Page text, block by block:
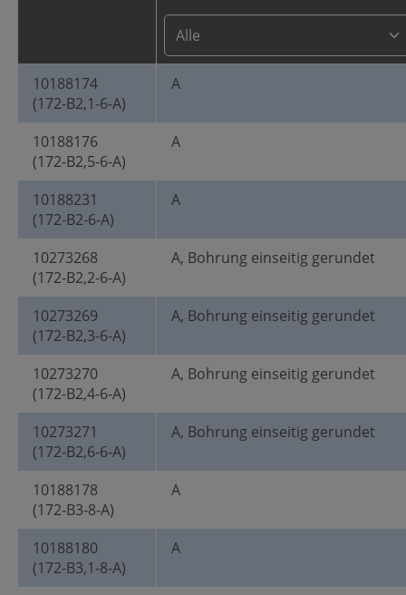
10188174
(172-B2,1-6-A)
A
10188176
(172-B2,5-6-A)
A
10188231
(172-B2-6-A)
A
10273268
(172-B2,2-6-A)
A, Bohrung einseitig gerundet
10273269
(172-B2,3-6-A)
A, Bohrung einseitig gerundet
10273270
(172-B2,4-6-A)
A, Bohrung einseitig gerundet
10273271
(172-B2,6-6-A)
A, Bohrung einseitig gerundet
10188178
(172-B3-8-A)
A
10188180
(172-B3,1-8-A)
A